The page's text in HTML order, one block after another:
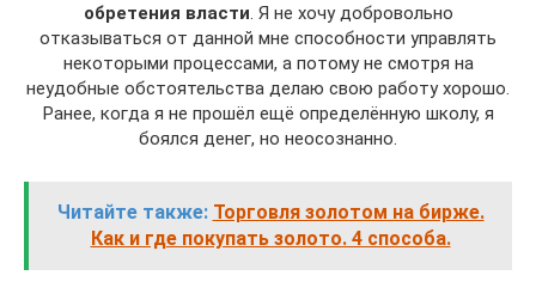
обретения власти. Я не хочу добровольно
отказываться от данной мне способности управлять
некоторыми процессами, а потому не смотря на
неудобные обстоятельства делаю свою работу хорошо.
Ранее, когда я не прошёл ещё определённую школу, я
боялся денег, но неосознанно.
Читайте также: Торговля золотом на бирже.
Как и где покупать золото. 4 способа.